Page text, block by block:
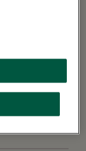
Sensational